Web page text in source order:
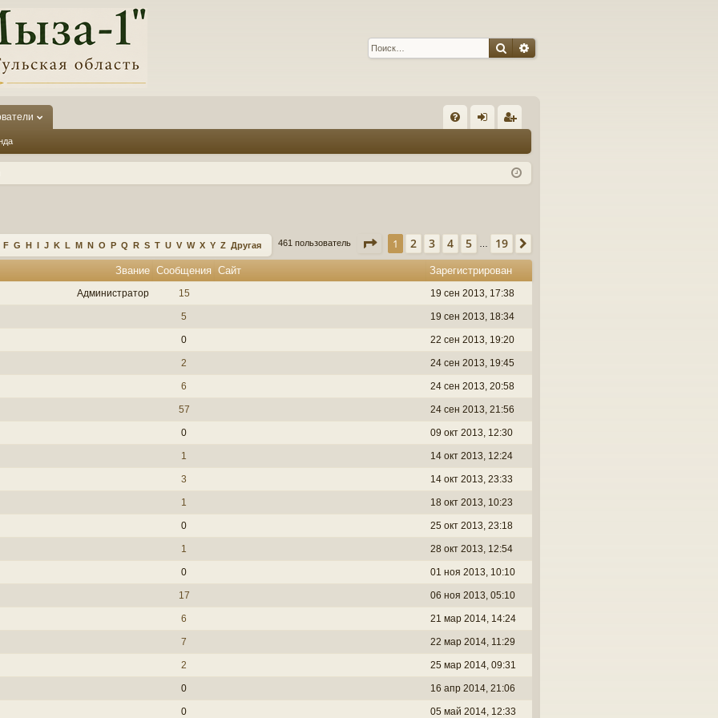
ПоискРасширенный поиск
Q д ис
ия
F G H I J K L M N O P Q R S T U V W X Y Z Другая 461 пользователь Страница из 19
1 2 3 4 5 19
Звание Сообщения Сайт Зарегистрирован
Администратор 15 19 сен 2013, 17:38
5 19 сен 2013, 18:34
0 22 сен 2013, 19:20
2 24 сен 2013, 19:45
6 24 сен 2013, 20:58
57 24 сен 2013, 21:56
0 09 окт 2013, 12:30
1 14 окт 2013, 12:24
3 14 окт 2013, 23:33
1 18 окт 2013, 10:23
0 25 окт 2013, 23:18
1 28 окт 2013, 12:54
0 01 ноя 2013, 10:10
17 06 ноя 2013, 05:10
6 21 мар 2014, 14:24
7 22 мар 2014, 11:29
2 25 мар 2014, 09:31
0 16 апр 2014, 21:06
0 05 май 2014, 12:33